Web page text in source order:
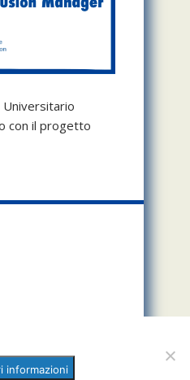
Universitario
con il progetto
informazioni